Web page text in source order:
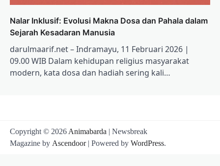
Nalar Inklusif: Evolusi Makna Dosa dan Pahala dalam
Sejarah Kesadaran Manusia
darulmaarif.net – Indramayu, 11 Februari 2026 |
09.00 WIB Dalam kehidupan religius masyarakat
modern, kata dosa dan hadiah sering kali…
Copyright © 2026 Animabarda | Newsbreak
Magazine by Ascendoor| Powered by WordPress.